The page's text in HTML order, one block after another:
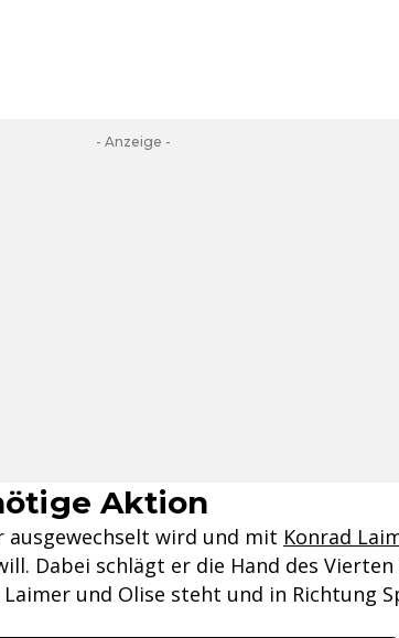
- Anzeige -
Aktion
ausgewechselt wird und mit Konrad
Dabei schlägt er die Hand des
und Olise steht und in Richtung